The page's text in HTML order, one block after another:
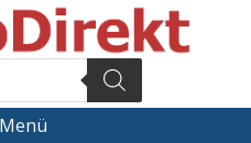
Menü